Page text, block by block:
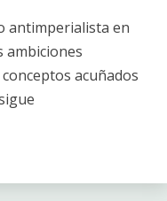
antimperialista en
ambiciones
acuñados